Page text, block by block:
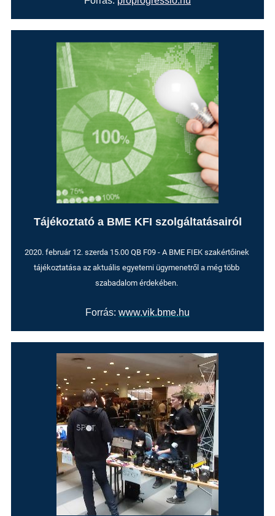
Tájékoztató a BME KFI szolgáltatásairól
2020. február 12. szerda 15.00 QB F09 - A BME FIEK szakértőinek
tájékoztatása az aktuális egyetemi ügymenetről a még több
szabadalom érdekében.
Forrás: www.vik.bme.hu